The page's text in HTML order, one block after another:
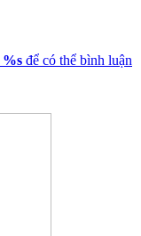
%s để có thể bình luận